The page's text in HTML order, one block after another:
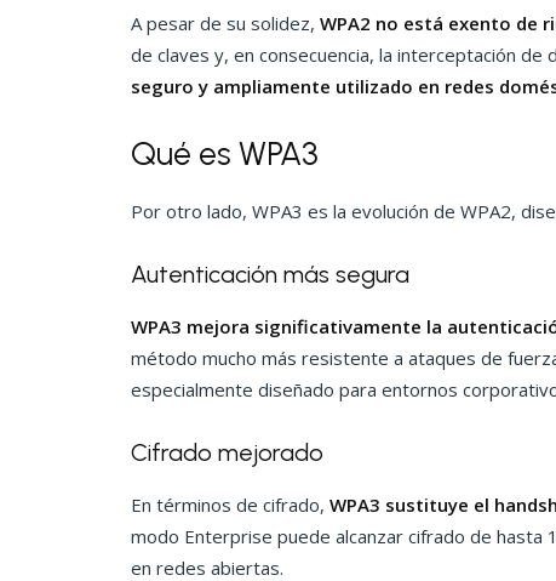
A pesar de su solidez, WPA2 no está exento de
de claves y, en consecuencia, la interceptación de
seguro y ampliamente utilizado en redes
Qué es WPA3
Por otro lado, WPA3 es la evolución de WPA2,
Autenticación más segura
WPA3 mejora significativamente la
método mucho más resistente a ataques de
especialmente diseñado para entornos
Cifrado mejorado
En términos de cifrado, WPA3 sustituye el
modo Enterprise puede alcanzar cifrado de hasta
en redes abiertas.